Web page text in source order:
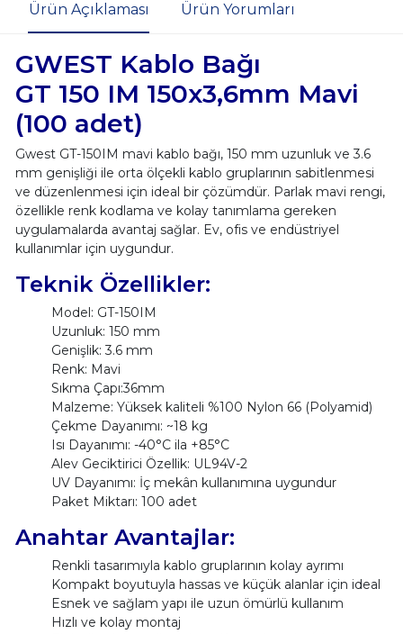
Ürün Açıklaması Ürün Yorumları
GWEST Kablo Bağı
GT 150 IM 150x3,6mm Mavi
(100 adet)
Gwest GT-150IM mavi kablo bağı, 150 mm uzunluk ve 3.6
mm genişliği ile orta ölçekli kablo gruplarının sabitlenmesi
ve düzenlenmesi için ideal bir çözümdür. Parlak mavi rengi,
özellikle renk kodlama ve kolay tanımlama gereken
uygulamalarda avantaj sağlar. Ev, ofis ve endüstriyel
kullanımlar için uygundur.
Teknik Özellikler:
Model: GT-150IM
Uzunluk: 150 mm
Genişlik: 3.6 mm
Renk: Mavi
Sıkma Çapı:36mm
Malzeme: Yüksek kaliteli %100 Nylon 66 (Polyamid)
Çekme Dayanımı: ~18 kg
Isı Dayanımı: -40°C ila +85°C
Alev Geciktirici Özellik: UL94V-2
UV Dayanımı: İç mekân kullanımına uygundur
Paket Miktarı: 100 adet
Anahtar Avantajlar:
Renkli tasarımıyla kablo gruplarının kolay ayrımı
Kompakt boyutuyla hassas ve küçük alanlar için ideal
Esnek ve sağlam yapı ile uzun ömürlü kullanım
Hızlı ve kolay montaj